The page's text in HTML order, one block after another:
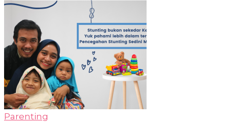
Parenting